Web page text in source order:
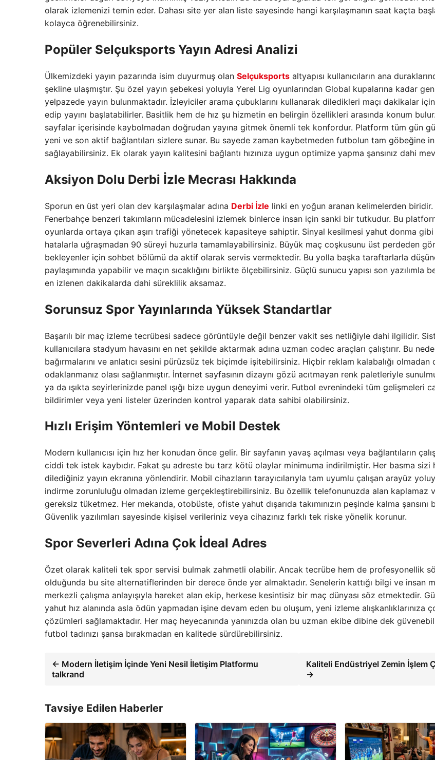
olarak izlemenizi temin eder. Dahası site yer alan liste sayesinde hangi karşılaşmanın saat kaçta
kolayca öğrenebilirsiniz.
Popüler Selçuksports Yayın Adresi Analizi
Ülkemizdeki yayın pazarında isim duyurmuş olan Selçuksports altyapısı kullanıcıların ana
şekline ulaşmıştır. Şu özel yayın şebekesi yoluyla Yerel Lig oyunlarından Global kupalarına kadar
yelpazede yayın bulunmaktadır. İzleyiciler arama çubuklarını kullanarak diledikleri maçı dakikalar
edip yayını başlatabilirler. Basitlik hem de hız şu hizmetin en belirgin özellikleri arasında konum
sayfalar içerisinde kaybolmadan doğrudan yayına gitmek önemli tek konfordur. Platform tüm gün
yeni ve son aktif bağlantıları sizlere sunar. Bu sayede zaman kaybetmeden futbolun tam göbeğine
sağlayabilirsiniz. Ek olarak yayın kalitesini bağlantı hızınıza uygun optimize yapma şansınız dahi
Aksiyon Dolu Derbi İzle Mecrası Hakkında
Sporun en üst yeri olan dev karşılaşmalar adına Derbi İzle linki en yoğun aranan kelimelerden biridir.
Fenerbahçe benzeri takımların mücadelesini izlemek binlerce insan için sanki bir tutkudur. Bu
oyunlarda ortaya çıkan aşırı trafiği yönetecek kapasiteye sahiptir. Sinyal kesilmesi yahut donma gibi
hatalarla uğraşmadan 90 süreyi huzurla tamamlayabilirsiniz. Büyük maç coşkusunu üst perdeden
bekleyenler için sohbet bölümü da aktif olarak servis vermektedir. Bu yolla başka taraftarlarla
paylaşımında yapabilir ve maçın sıcaklığını birlikte ölçebilirsiniz. Güçlü sunucu yapısı son yazılımla
en izlenen dakikalarda dahi süreklilik aksamaz.
Sorunsuz Spor Yayınlarında Yüksek Standartlar
Başarılı bir maç izleme tecrübesi sadece görüntüyle değil benzer vakit ses netliğiyle dahi ilgilidir.
kullanıcılara stadyum havasını en net şekilde aktarmak adına uzman codec araçları çalıştırır. Bu
bağırmalarını ve anlatıcı sesini pürüzsüz tek biçimde işitebilirsiniz. Hiçbir reklam kalabalığı olmadan
odaklanmanız olası sağlanmıştır. İnternet sayfasının dizaynı gözü acıtmayan renk paletleriyle
ya da ışıkta seyirlerinizde panel ışığı bize uygun deneyimi verir. Futbol evrenindeki tüm gelişmeleri
bildirimler veya yeni listeler üzerinden kontrol yaparak data sahibi olabilirsiniz.
Hızlı Erişim Yöntemleri ve Mobil Destek
Modern kullanıcısı için hız her konudan önce gelir. Bir sayfanın yavaş açılması veya bağlantıların
ciddi tek istek kaybıdır. Fakat şu adreste bu tarz kötü olaylar minimuma indirilmiştir. Her basma sizi
dilediğiniz yayın ekranına yönlendirir. Mobil cihazların tarayıcılarıyla tam uyumlu çalışan arayüz
indirme zorunluluğu olmadan izleme gerçekleştirebilirsiniz. Bu özellik telefonunuzda alan kaplamaz
gereksiz tüketmez. Her mekanda, otobüste, ofiste yahut dışarıda takımınızın peşinde kalma şansını
Güvenlik yazılımları sayesinde kişisel verileriniz veya cihazınız farklı tek riske yönelik korunur.
Spor Severleri Adına Çok İdeal Adres
Özet olarak kaliteli tek spor servisi bulmak zahmetli olabilir. Ancak tecrübe hem de profesyonellik
olduğunda bu site alternatiflerinden bir derece önde yer almaktadır. Senelerin kattığı bilgi ve insan
merkezli çalışma anlayışıyla hareket alan ekip, herkese kesintisiz bir maç dünyası söz etmektedir.
yahut hız alanında asla ödün yapmadan işine devam eden bu oluşum, yeni izleme alışkanlıklarınıza
çözümleri sağlamaktadır. Her maç heyecanında yanınızda olan bu uzman ekibe dibine dek
futbol tadınızı şansa bırakmadan en kalitede sürdürebilirsiniz.
← Modern İletişim İçinde Yeni Nesil İletişim Platformu
talkrand
Kaliteli Endüstriyel Zemin İşlem
→
Tavsiye Edilen Haberler